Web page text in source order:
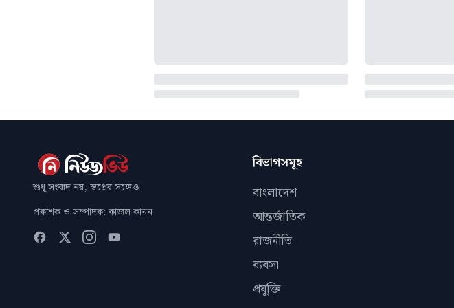
শুধু সংবাদ নয়, স্বপ্নের সঙ্গেও
প্রকাশক ও সম্পাদক: কাজল কানন
বিভাগসমূহ
বাংলাদেশ
আন্তর্জাতিক
রাজনীতি
ব্যবসা
প্রযুক্তি